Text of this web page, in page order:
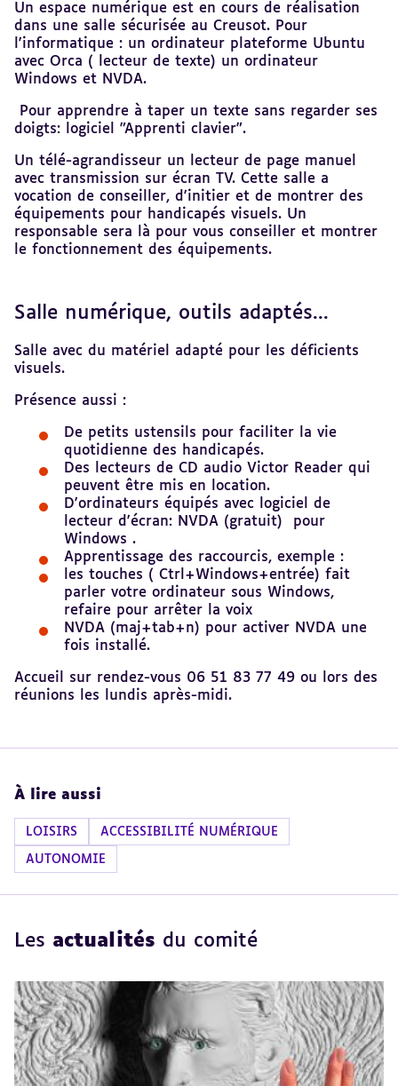
Un espace numérique est en cours de réalisation
dans une salle sécurisée au Creusot. Pour
l'informatique : un ordinateur plateforme Ubuntu
avec Orca ( lecteur de texte) un ordinateur
Windows et NVDA.
Pour apprendre à taper un texte sans regarder ses
doigts: logiciel "Apprenti clavier".
Un télé-agrandisseur un lecteur de page manuel
avec transmission sur écran TV. Cette salle a
vocation de conseiller, d'initier et de montrer des
équipements pour handicapés visuels. Un
responsable sera là pour vous conseiller et montrer
le fonctionnement des équipements.
Salle numérique, outils adaptés...
Salle avec du matériel adapté pour les déficients
visuels.
Présence aussi :
De petits ustensils pour faciliter la vie
quotidienne des handicapés.
Des lecteurs de CD audio Victor Reader qui
peuvent être mis en location.
D'ordinateurs équipés avec logiciel de
lecteur d'écran: NVDA (gratuit) pour
Windows .
Apprentissage des raccourcis, exemple :
les touches ( Ctrl+Windows+entrée) fait
parler votre ordinateur sous Windows,
refaire pour arrêter la voix
NVDA (maj+tab+n) pour activer NVDA une
fois installé.
Accueil sur rendez-vous 06 51 83 77 49 ou lors des
réunions les lundis après-midi.
au
sommaire
À lire aussi
LOISIRS ACCESSIBILITÉ NUMÉRIQUE
AUTONOMIE
Les actualités du comité